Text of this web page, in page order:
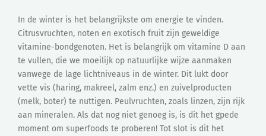
In de winter is het belangrijkste om energie te vinden.
Citrusvruchten, noten en exotisch fruit zijn geweldige
vitamine-bondgenoten. Het is belangrijk om vitamine D aan
te vullen, die we moeilijk op natuurlijke wijze aanmaken
vanwege de lage lichtniveaus in de winter. Dit lukt door
vette vis (haring, makreel, zalm enz.) en zuivelproducten
(melk, boter) te nuttigen. Peulvruchten, zoals linzen, zijn rijk
aan mineralen. Als dat nog niet genoeg is, is dit het gpede
moment om superfoods te proberen! Tot slot is dit het